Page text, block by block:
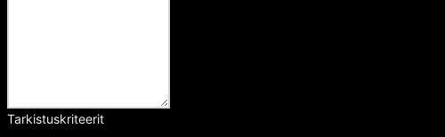
Tarkistuskriteerit